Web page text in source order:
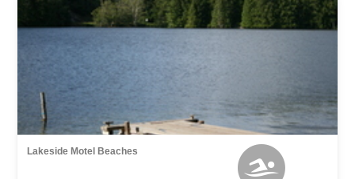
Lakeside Motel Beaches